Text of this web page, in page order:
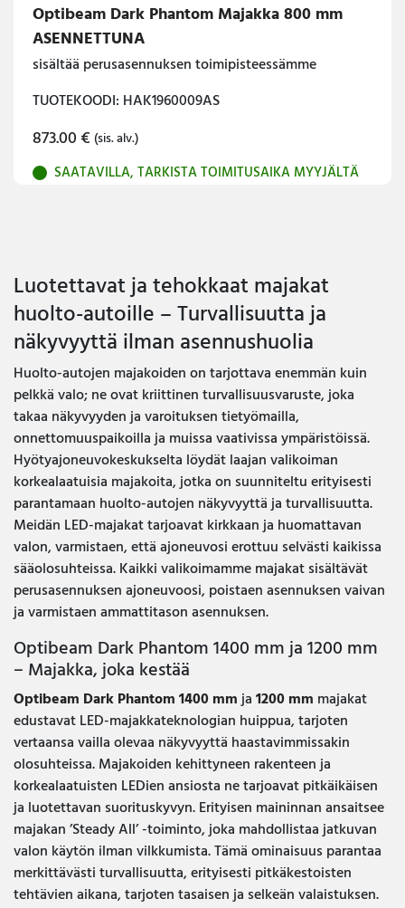
Optibeam Dark Phantom Majakka 800 mm
ASENNETTUNA
sisältää perusasennuksen toimipisteessämme
TUOTEKOODI: HAK1960009AS
873.00€ (sis. alv.)
SAATAVILLA, TARKISTA TOIMITUSAIKA MYYJÄLTÄ
Luotettavat ja tehokkaat majakat
huolto-autoille – Turvallisuutta ja
näkyvyyttä ilman asennushuolia
Huolto-autojen majakoiden on tarjottava enemmän kuin
pelkkä valo; ne ovat kriittinen turvallisuusvaruste, joka
takaa näkyvyyden ja varoituksen tietyömailla,
onnettomuuspaikoilla ja muissa vaativissa ympäristöissä.
Hyötyajoneuvokeskukselta löydät laajan valikoiman
korkealaatuisia majakoita, jotka on suunniteltu erityisesti
parantamaan huolto-autojen näkyvyyttä ja turvallisuutta.
Meidän LED-majakat tarjoavat kirkkaan ja huomattavan
valon, varmistaen, että ajoneuvosi erottuu selvästi kaikissa
sääolosuhteissa. Kaikki valikoimamme majakat sisältävät
perusasennuksen ajoneuvoosi, poistaen asennuksen vaivan
ja varmistaen ammattitason asennuksen.
Optibeam Dark Phantom 1400 mm ja 1200 mm
– Majakka, joka kestää
Optibeam Dark Phantom 1400 mmja1200 mm majakat
edustavat LED-majakkateknologian huippua, tarjoten
vertaansa vailla olevaa näkyvyyttä haastavimmissakin
olosuhteissa. Majakoiden kehittyneen rakenteen ja
korkealaatuisten LEDien ansiosta ne tarjoavat pitkäikäisen
ja luotettavan suorituskyvyn. Erityisen maininnan ansaitsee
majakan ’Steady All’ -toiminto, joka mahdollistaa jatkuvan
valon käytön ilman vilkkumista. Tämä ominaisuus parantaa
merkittävästi turvallisuutta, erityisesti pitkäkestoisten
tehtävien aikana, tarjoten tasaisen ja selkeän valaistuksen.